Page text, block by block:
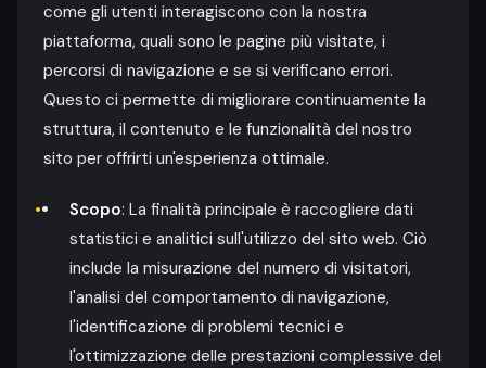
come gli utenti interagiscono con la nostra
piattaforma, quali sono le pagine più visitate, i
percorsi di navigazione e se si verificano errori.
Questo ci permette di migliorare continuamente la
struttura, il contenuto e le funzionalità del nostro
sito per offrirti un'esperienza ottimale.
Scopo: La finalità principale è raccogliere dati
statistici e analitici sull'utilizzo del sito web. Ciò
include la misurazione del numero di visitatori,
l'analisi del comportamento di navigazione,
l'identificazione di problemi tecnici e
l'ottimizzazione delle prestazioni complessive del